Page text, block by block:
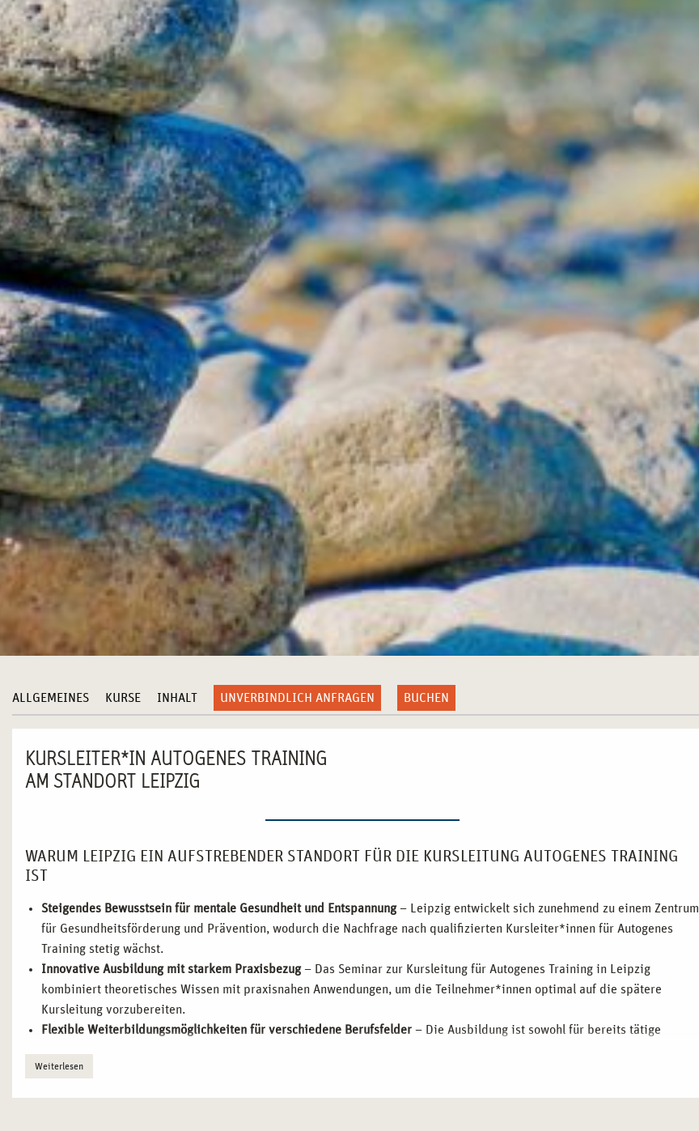
ALLGEMEINES KURSE INHALT UNVERBINDLICH ANFRAGEN BUCHEN
KURSLEITER*IN AUTOGENES TRAINING
AM STANDORT LEIPZIG
WARUM LEIPZIG EIN AUFSTREBENDER STANDORT FÜR DIE KURSLEITUNG AUTOGENES TRAINING
IST
Steigendes Bewusstsein für mentale Gesundheit und Entspannung– Leipzig entwickelt sich zunehmend zu einem Zentrum
für Gesundheitsförderung und Prävention, wodurch die Nachfrage nach qualifizierten Kursleiter*innen für Autogenes
Training stetig wächst.
Innovative Ausbildung mit starkem Praxisbezug– Das Seminar zur Kursleitung für Autogenes Training in Leipzig
kombiniert theoretisches Wissen mit praxisnahen Anwendungen, um die Teilnehmer*innen optimal auf die spätere
Kursleitung vorzubereiten.
Flexible Weiterbildungsmöglichkeiten für verschiedene Berufsfelder – Die Ausbildung ist sowohl für bereits tätige
integrieren.
Weiterlesen